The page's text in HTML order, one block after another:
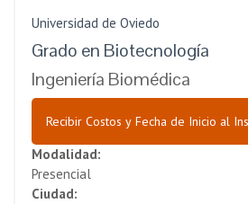
Universidad de Oviedo
Grado en Biotecnología
Ingeniería Biomédica
Recibir Costos y Fecha de Inicio al
Modalidad:
Presencial
Ciudad: